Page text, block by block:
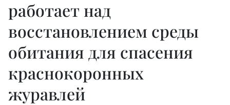
работает над
восстановлением среды
обитания для спасения
краснокоронных
журавлей